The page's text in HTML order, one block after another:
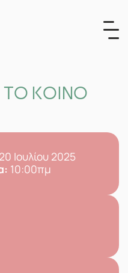
ΤΟ ΚΟΙΝΟ
Ιουλίου 2025
10:00πμ